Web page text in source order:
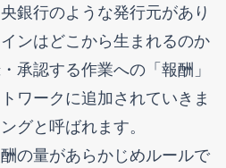
銀行のような発行元があり
ンはどこから生まれるのか
承認する作業への「報酬」
ワークに追加されていきま
グと呼ばれます。
の量があらかじめルールで